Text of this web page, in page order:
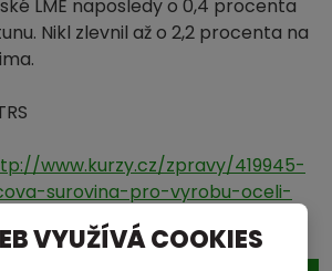
LME naposledy o 0,4 procenta
Nikl zlevnil až o 2,2 procenta na
www.kurzy.cz/zpravy/419945-
surovina-pro-vyrobu-oceli-
VYUŽÍVÁ COOKIES